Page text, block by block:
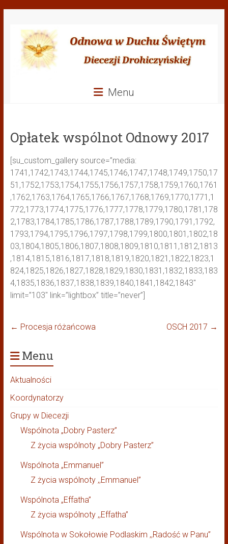
treściOdnowa
w
Duchu
Menu
Opłatek wspólnot Odnowy 2017
[su_custom_gallery source=”media:
1741,1742,1743,1744,1745,1746,1747,1748,1749,1750,17
51,1752,1753,1754,1755,1756,1757,1758,1759,1760,1761
,1762,1763,1764,1765,1766,1767,1768,1769,1770,1771,1
772,1773,1774,1775,1776,1777,1778,1779,1780,1781,178
2,1783,1784,1785,1786,1787,1788,1789,1790,1791,1792,
1793,1794,1795,1796,1797,1798,1799,1800,1801,1802,18
03,1804,1805,1806,1807,1808,1809,1810,1811,1812,1813
,1814,1815,1816,1817,1818,1819,1820,1821,1822,1823,1
824,1825,1826,1827,1828,1829,1830,1831,1832,1833,183
4,1835,1836,1837,1838,1839,1840,1841,1842,1843″
limit=”103″ link=”lightbox” title=”never”]
← Procesja różańcowa OSCH 2017 →
Menu
Aktualności
Koordynatorzy
Grupy w Diecezji
Wspólnota „Dobry Pasterz”
Z życia wspólnoty „Dobry Pasterz”
Wspólnota „Emmanuel”
Z życia wspólnoty ,,Emmanuel”
Wspólnota „Effatha”
Z życia wspólnoty ,,Effatha”
Wspólnota w Sokołowie Podlaskim ,,Radość w Panu”